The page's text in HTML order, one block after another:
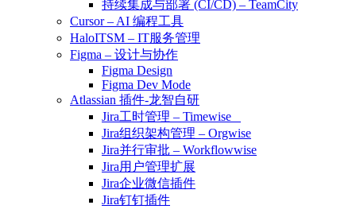
持续集成与部署 (CI/CD) – TeamCity
Cursor – AI 编程工具
HaloITSM – IT服务管理
Figma – 设计与协作
Figma Design
Figma Dev Mode
Atlassian 插件-龙智自研
Jira工时管理 – Timewise
Jira组织架构管理 – Orgwise
Jira并行审批 – Workflowwise
Jira用户管理扩展
Jira企业微信插件
Jira钉钉插件